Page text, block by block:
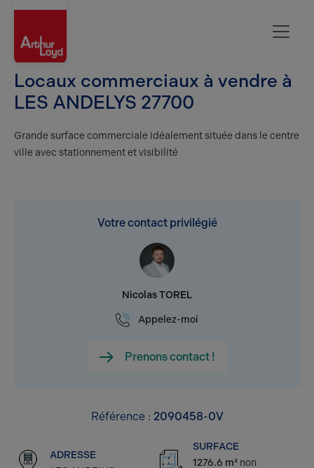
Locaux commerciaux à vendre à
LES ANDELYS 27700
Grande surface commerciale idéalement située dans le centre
ville avec stationnement et visibilité
Votre contact privilégié
Nicolas TOREL
Appelez-moi
Prenons contact !
Référence : 2090458-0V
ADRESSE
SURFACE
1276.6 m² non